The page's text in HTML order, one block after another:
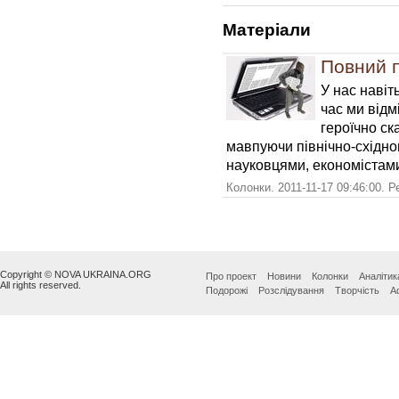
Матерiали
Повний
У нас
час ми
героїчно
мавпуючи північно-
науковцями,
Колонки. 2011-11-17 09:46:00.
Copyright © NOVA UKRAINA.ORG
All rights reserved.
Про проект Новини Колонки
Подорожі
Розслідування Творчість